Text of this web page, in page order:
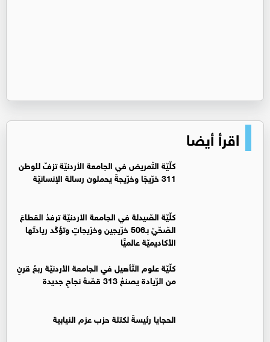
اقرأ أيضا
كلّيّة التّمريض في الجامعة الأردنيّة تزفّ للوطن
311 خرّيجًا وخرّيجةً يحملون رسالة الإنسانيّة
كلّيّة الصّيدلة في الجامعة الأردنيّة ترفدُ القطاعَ
الصّحّيّ بـ506 خرّيجين وخرّيجاتٍ وتؤكّد ريادتَها
الأكاديميّة عالميًّا
كلّيّة علوم التّأهيل في الجامعة الأردنيّة ربعُ قرنٍ
من الرّيادة يصنعُ 313 قصّةَ نجاحٍ جديدة
الحجايا رئيسةً لكتلة حزب عزم النيابية